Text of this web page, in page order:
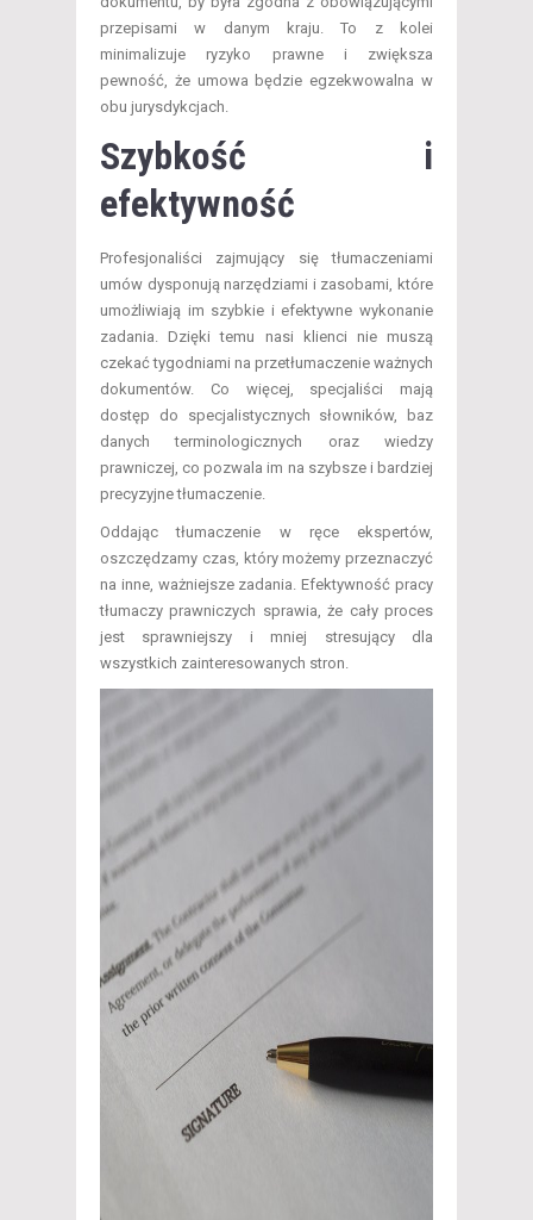
przepisami w danym kraju. To z kolei
minimalizuje ryzyko prawne i zwiększa
pewność, że umowa będzie egzekwowalna w
obu jurysdykcjach.
Szybkość i
efektywność
Profesjonaliści zajmujący się tłumaczeniami
umów dysponują narzędziami i zasobami, które
umożliwiają im szybkie i efektywne wykonanie
zadania. Dzięki temu nasi klienci nie muszą
czekać tygodniami na przetłumaczenie ważnych
dokumentów. Co więcej, specjaliści mają
dostęp do specjalistycznych słowników, baz
danych terminologicznych oraz wiedzy
prawniczej, co pozwala im na szybsze i bardziej
precyzyjne tłumaczenie.
Oddając tłumaczenie w ręce ekspertów,
oszczędzamy czas, który możemy przeznaczyć
na inne, ważniejsze zadania. Efektywność pracy
tłumaczy prawniczych sprawia, że cały proces
jest sprawniejszy i mniej stresujący dla
wszystkich zainteresowanych stron.